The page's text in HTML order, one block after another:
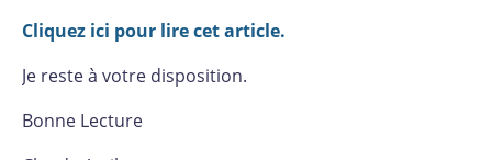
Cliquez ici pour lire cet article.
Je reste à votre disposition.
Bonne Lecture